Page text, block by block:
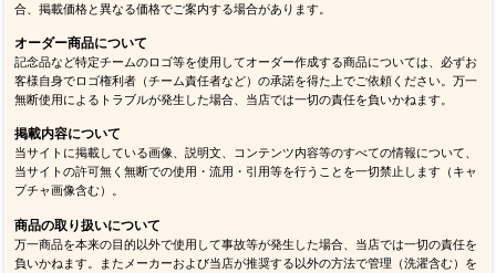
合、掲載価格と異なる価格でご案内する場合があります。
オーダー商品について
記念品など特定チームのロゴ等を使用してオーダー作成する商品については、必ずお
客様自身でロゴ権利者（チーム責任者など）の承諾を得た上でご依頼ください。万一
無断使用によるトラブルが発生した場合、当店では一切の責任を負いかねます。
掲載内容について
当サイトに掲載している画像、説明文、コンテンツ内容等のすべての情報について、
当サイトの許可無く無断での使用・流用・引用等を行うことを一切禁止します（キャ
プチャ画像含む）。
商品の取り扱いについて
万一商品を本来の目的以外で使用して事故等が発生した場合、当店では一切の責任を
負いかねます。またメーカーおよび当店が推奨する以外の方法で管理（洗濯含む）を